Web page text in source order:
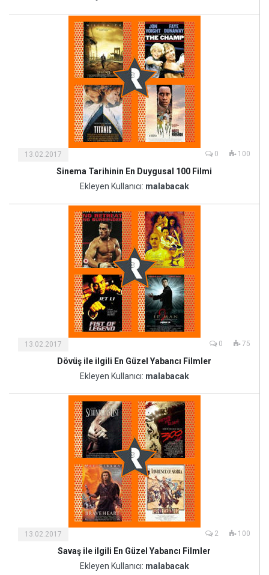
13.02.2017 0 100
Sinema Tarihinin En Duygusal 100 Filmi
Ekleyen Kullanıcı: malabacak
13.02.2017 0 75
Dövüş ile ilgili En Güzel Yabancı Filmler
Ekleyen Kullanıcı: malabacak
13.02.2017 2 100
Savaş ile ilgili En Güzel Yabancı Filmler
Ekleyen Kullanıcı: malabacak